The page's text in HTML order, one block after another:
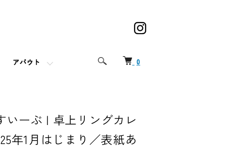
0
アバウト
いーぶ | 卓上リングカレ
年1月はじまり／表紙あ